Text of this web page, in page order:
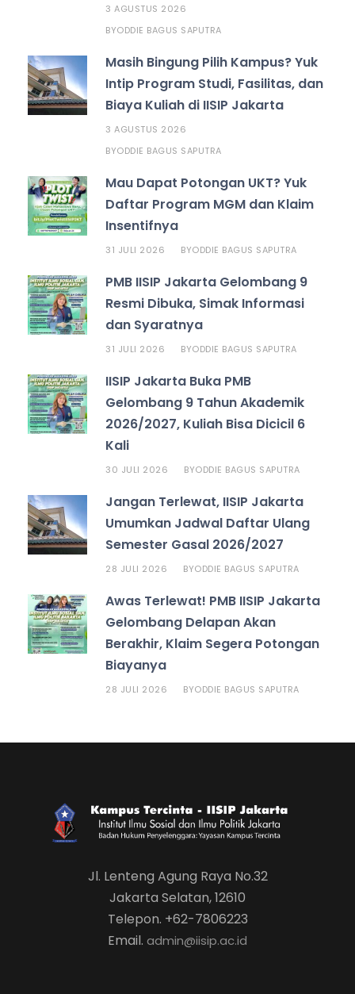
3 AGUSTUS 2026
BYODDIE BAGUS SAPUTRA
Masih Bingung Pilih Kampus? Yuk
Intip Program Studi, Fasilitas, dan
Biaya Kuliah di IISIP Jakarta
3 AGUSTUS 2026
BYODDIE BAGUS SAPUTRA
Mau Dapat Potongan UKT? Yuk
Daftar Program MGM dan Klaim
Insentifnya
31 JULI 2026 BYODDIE BAGUS SAPUTRA
PMB IISIP Jakarta Gelombang 9
Resmi Dibuka, Simak Informasi
dan Syaratnya
31 JULI 2026 BYODDIE BAGUS SAPUTRA
IISIP Jakarta Buka PMB
Gelombang 9 Tahun Akademik
2026/2027, Kuliah Bisa Dicicil 6
Kali
30 JULI 2026 BYODDIE BAGUS SAPUTRA
Jangan Terlewat, IISIP Jakarta
Umumkan Jadwal Daftar Ulang
Semester Gasal 2026/2027
28 JULI 2026 BYODDIE BAGUS SAPUTRA
Awas Terlewat! PMB IISIP Jakarta
Gelombang Delapan Akan
Berakhir, Klaim Segera Potongan
Biayanya
28 JULI 2026 BYODDIE BAGUS SAPUTRA
Jl. Lenteng Agung Raya No.32
Jakarta Selatan, 12610
Telepon. +62-7806223
Email. admin@iisip.ac.id